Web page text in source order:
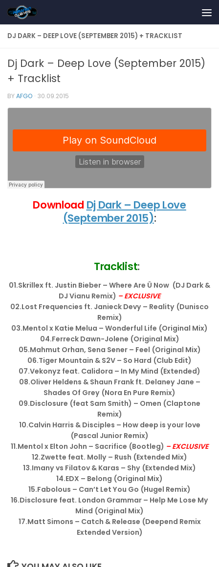
Skip to content
DJ DARK – DEEP LOVE (SEPTEMBER 2015) + TRACKLIST
Dj Dark – Deep Love (September 2015)
+ Tracklist
BYAFGO · 30.09.2015
Download Dj Dark – Deep Love
(September 2015):
Tracklist:
01.Skrillex ft. Justin Bieber – Where Are Ü Now (DJ Dark &
DJ Vianu Remix) – EXCLUSIVE
02.Lost Frequencies ft. Janieck Devy – Reality (Dunisco
Remix)
03.Mentol x Katie Melua – Wonderful Life (Original Mix)
04.Ferreck Dawn-Jolene (Original Mix)
05.Mahmut Orhan, Sena Sener – Feel (Original Mix)
06.Tiger Mountain & S2V – So Hard (Club Edit)
07.Vekonyz feat. Calidora – In My Mind (Extended)
08.Oliver Heldens & Shaun Frank ft. Delaney Jane –
Shades Of Grey (Nora En Pure Remix)
09.Disclosure (feat Sam Smith) – Omen (Claptone
Remix)
10.Calvin Harris & Disciples – How deep is your love
(Pascal Junior Remix)
11.Mentol x Elton John – Sacrifice (Bootleg) – EXCLUSIVE
12.Zwette feat. Molly – Rush (Extended Mix)
13.Imany vs Filatov & Karas – Shy (Extended Mix)
14.EDX – Belong (Original Mix)
15.Fabolous – Can’t Let You Go (Hugel Remix)
16.Disclosure feat. London Grammar – Help Me Lose My
Mind (Original Mix)
17.Matt Simons – Catch & Release (Deepend Remix
Extended Version)